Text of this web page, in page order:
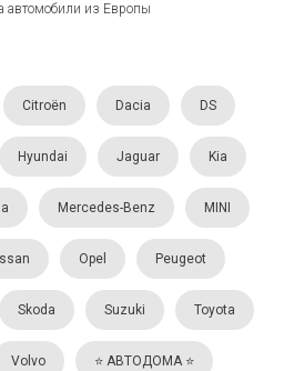
автомобили из Европы
Citroën Dacia DS
Hyundai Jaguar Kia
Mercedes-Benz MINI
Opel Peugeot
Skoda Suzuki Toyota
Volvo ⭐️ АВТОДОМА ⭐️